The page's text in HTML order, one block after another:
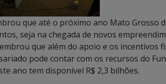
que até o próximo ano Mato Grosso
seja na chegada de novos
que além do apoio e os incentivos
pode contar com os recursos do
ano tem disponível R$ 2,3 bilhões.